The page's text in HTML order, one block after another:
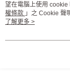
熱門標籤
望在電腦上使用
權條款 」之 Cookie 聲
用條款之 Cookie 聲明
了解更多 >